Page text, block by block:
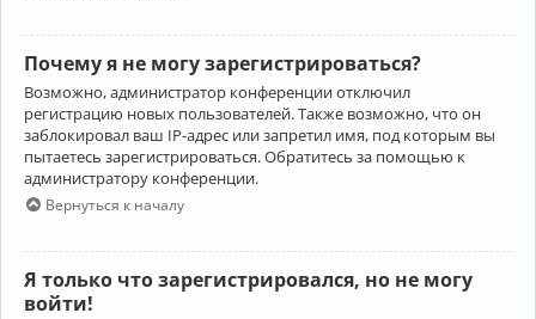
Почему я не могу зарегистрироваться?
Возможно, администратор конференции отключил
регистрацию новых пользователей. Также возможно, что он
заблокировал ваш IP-адрес или запретил имя, под которым вы
пытаетесь зарегистрироваться. Обратитесь за помощью к
администратору конференции.
Вернуться к началу
Я только что зарегистрировался, но не могу
войти!